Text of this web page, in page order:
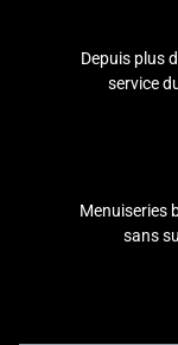
Depuis plus
service
Menuiseries
sans